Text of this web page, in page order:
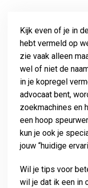
Kijk even of je in
hebt vermeld op
zie vaak alleen
wel of niet de
in je kopregel
advocaat bent,
zoekmachines en
een hoop
kun je ook je
jouw “huidige
Wil je tips voor
wil je dat ik een in